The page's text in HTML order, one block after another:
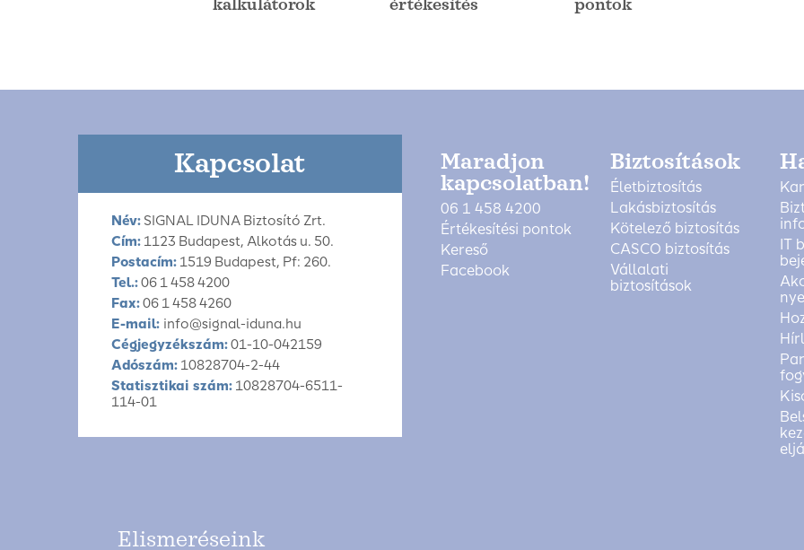
kalkulátorok
értékesítés
pontok
Kapcsolat
Név: SIGNAL IDUNA Biztosító Zrt.
Cím: 1123 Budapest, Alkotás u. 50.
Postacím: 1519 Budapest, Pf: 260.
Tel.:06 1 458 4200
Fax:06 1 458 4260
E-mail: info@signal-iduna.hu
Cégjegyzékszám:01-10-042159
Adószám: 10828704-2-44
Statisztikai szám: 10828704-6511-
114-01
Maradjon
kapcsolatban!
06 1 458 4200
Értékesítési pontok
Kereső
Facebook
Biztosítások
Életbiztosítás
Lakásbiztosítás
Kötelező biztosítás
CASCO biztosítás
Vállalati
biztosítások
IT
Elismeréseink